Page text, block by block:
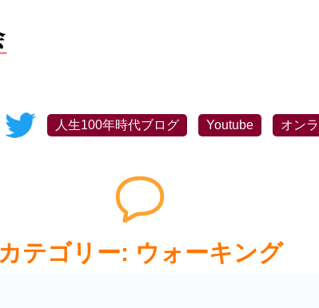
人生100年時代ブログ Youtube オン
カテゴリー: ウォーキング